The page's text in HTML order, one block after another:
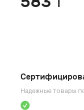
Надежные товары